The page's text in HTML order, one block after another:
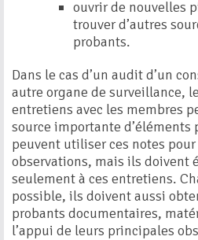
ouvrir de nouvelles
trouver d’autres
probants.
Dans le cas d’un audit d’un
autre organe de surveillance,
entretiens avec les membres
source importante d’éléments
peuvent utiliser ces notes
observations, mais ils doivent
seulement à ces entretiens.
possible, ils doivent aussi
probants documentaires,
l’appui de leurs principales